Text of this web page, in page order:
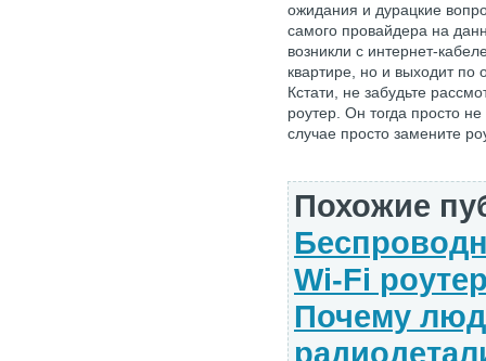
ожидания и дурацкие
самого провайдера на
возникли с интернет-
квартире, но и выходит
Кстати, не забудьте
роутер. Он тогда просто
случае просто замените
Похожие
Wi-Fi
Почему